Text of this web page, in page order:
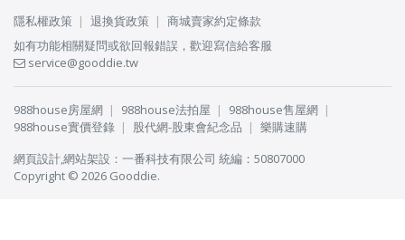
隱私權政策 退換貨政策
商城賣家約定條款
如有功能相關疑問或欲回報錯誤，歡迎寫信給客服
service@gooddie.tw
988house房屋網 988house法拍屋
988house售屋網
988house實價登錄
股代網-股東會紀念品
樂購速購
網頁設計,網站架設 ： 一番科技有限公司 統編：50807000
Copyright © 2026 Gooddie.